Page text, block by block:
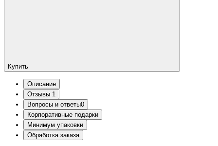
Купить
Описание
Отзывы 1
Вопросы и ответы0
Корпоративные подарки
Минимум упаковки
Обработка заказа